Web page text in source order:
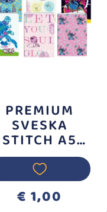
PREMIUM
SVESKA
STITCH A5
DIKTO 50
LISTA 325221
€ 1,00